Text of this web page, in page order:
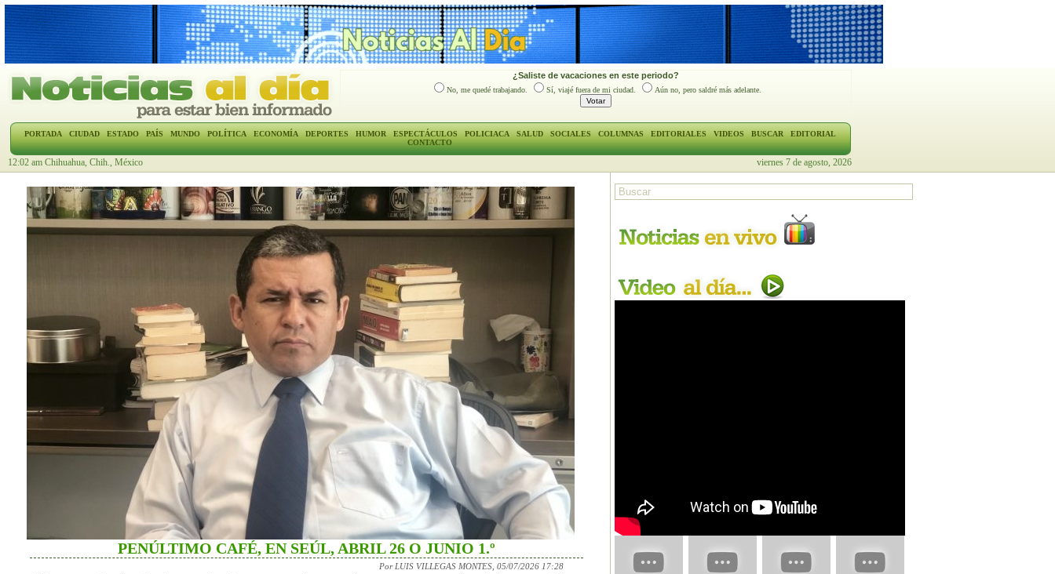
¿Saliste de vacaciones en este periodo?
No, me quedé trabajando. Sí, viajé fuera de mi ciudad. Aún no, pero saldré más adelante.
PORTADA CIUDAD ESTADO PAÍS MUNDO POLÍTICA ECONOMÍA DEPORTES HUMOR ESPECTÁCULOS POLICIACA SALUD SOCIALES COLUMNAS EDITORIALES VIDEOS BUSCAR
EDITORIAL
CONTACTO
12:02 am Chihuahua, Chih., México viernes 7 de agosto, 2026
PENÚLTIMO CAFÉ, EN SEÚL, ABRIL 26 O JUNIO 1.º
Por LUIS VILLEGAS MONTES, 05/07/2026 17:28